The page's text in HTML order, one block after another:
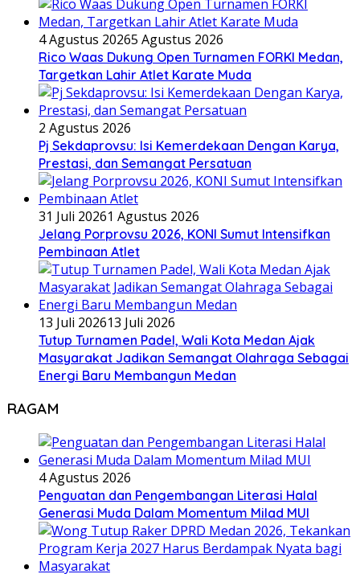
4 Agustus 20265 Agustus 2026
Rico Waas Dukung Open Turnamen FORKI Medan,
Targetkan Lahir Atlet Karate Muda
2 Agustus 2026
Pj Sekdaprovsu: Isi Kemerdekaan Dengan Karya,
Prestasi, dan Semangat Persatuan
31 Juli 20261 Agustus 2026
Jelang Porprovsu 2026, KONI Sumut Intensifkan
Pembinaan Atlet
13 Juli 202613 Juli 2026
Tutup Turnamen Padel, Wali Kota Medan Ajak
Masyarakat Jadikan Semangat Olahraga Sebagai
Energi Baru Membangun Medan
RAGAM
4 Agustus 2026
Penguatan dan Pengembangan Literasi Halal
Generasi Muda Dalam Momentum Milad MUI